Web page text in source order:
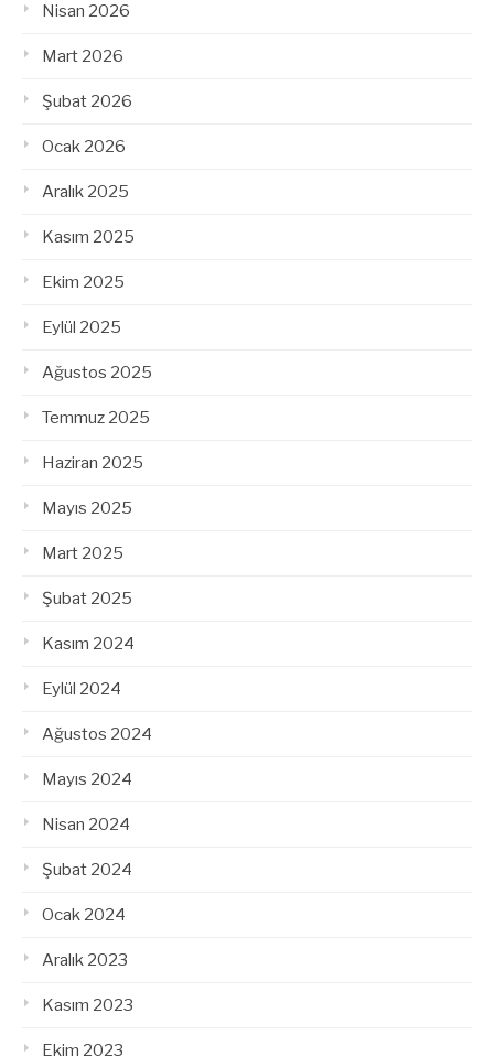
Nisan 2026
Mart 2026
Şubat 2026
Ocak 2026
Aralık 2025
Kasım 2025
Ekim 2025
Eylül 2025
Ağustos 2025
Temmuz 2025
Haziran 2025
Mayıs 2025
Mart 2025
Şubat 2025
Kasım 2024
Eylül 2024
Ağustos 2024
Mayıs 2024
Nisan 2024
Şubat 2024
Ocak 2024
Aralık 2023
Kasım 2023
Ekim 2023